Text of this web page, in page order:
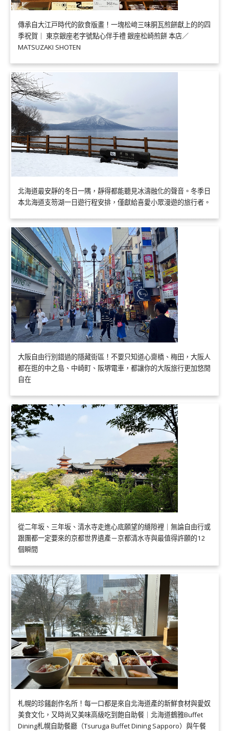
傳承自大江戸時代的飲食版畫！一塊松﨑三味胴瓦煎餅獻上的的四
季祝賀｜ 東京銀座老字號點心伴手禮 銀座松崎煎餅 本店／
MATSUZAKI SHOTEN
北海道最安靜的冬日一隅，靜得都能聽見冰濤融化的聲音。冬季日
本北海道支笏湖一日遊行程安排，僅獻給喜愛小眾漫遊的旅行者。
大阪自由行別錯過的隱藏街區！不要只知道心齋橋、梅田，大阪人
都在逛的中之島、中崎町、阪堺電車，都讓你的大阪旅行更加悠閒
自在
從二年坂、三年坂、清水寺走進心底願望的縫隙裡｜無論自由行或
跟團都一定要來的京都世界遺產－京都清水寺與最值得許願的12
個瞬間
札幌的珍饈創作名所！每一口都是來自北海道產的新鮮食材與愛奴
美食文化，又時尚又美味高級吃到飽自助餐｜北海道鶴雅Buffet
Dining札幌自助餐廳（Tsuruga Buffet Dining Sapporo）與午餐